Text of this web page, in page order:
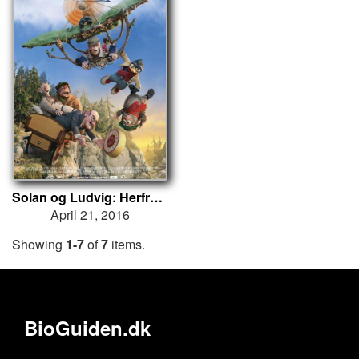
Solan og Ludvig: Herfra til Flåklypa
April 21, 2016
Showing 1-7of7 items.
BioGuiden.dk